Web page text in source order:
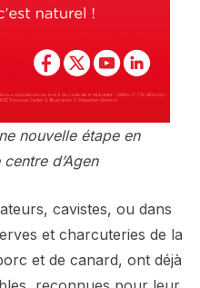
nouvelle étape en
d’Agen
cavistes, ou dans
et charcuteries de la
et de canard, ont déjà